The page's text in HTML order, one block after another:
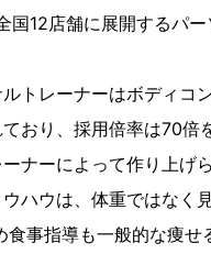
国12店舗に展開するパ
トレーナーはボディコ
おり、採用倍率は70倍
ナーによって作り上げ
ハウは、体重ではなく
食事指導も一般的な痩せ